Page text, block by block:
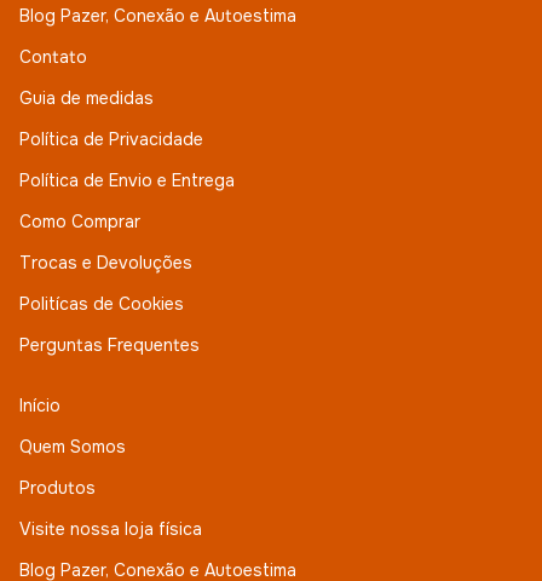
Blog Pazer, Conexão e Autoestima
Contato
Guia de medidas
Política de Privacidade
Política de Envio e Entrega
Como Comprar
Trocas e Devoluções
Politícas de Cookies
Perguntas Frequentes
Início
Quem Somos
Produtos
Visite nossa loja física
Blog Pazer, Conexão e Autoestima